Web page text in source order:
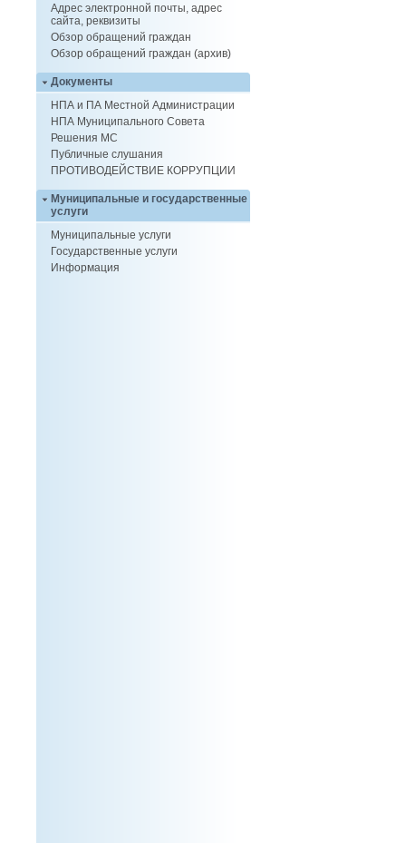
Адрес электронной почты, адрес
сайта, реквизиты
Обзор обращений граждан
Обзор обращений граждан (архив)
Документы
НПА и ПА Местной Администрации
НПА Муниципального Совета
Решения МС
Публичные слушания
ПРОТИВОДЕЙСТВИЕ КОРРУПЦИИ
Муниципальные и государственные
услуги
Муниципальные услуги
Государственные услуги
Информация